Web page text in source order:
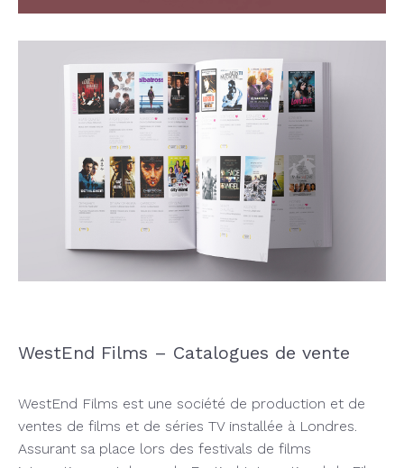
WestEnd Films – Catalogues de vente
WestEnd Films est une société de production et de
ventes de films et de séries TV installée à Londres.
Assurant sa place lors des festivals de films